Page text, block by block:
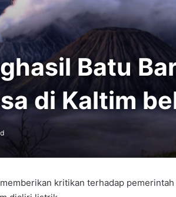
Batu
di Kaltim
kritikan terhadap pemerintah